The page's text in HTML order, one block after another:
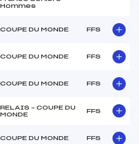
Hommes
COUPE DU MONDE FFS
COUPE DU MONDE FFS
COUPE DU MONDE FFS
RELAIS – COUPE DU
MONDE
FFS
COUPE DU MONDE FFS